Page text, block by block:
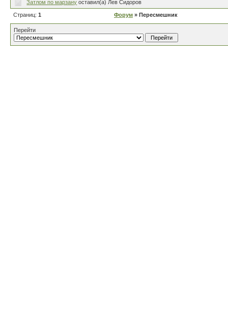
Затлом по марзану оставил(а) Лев Сидоров
Страниц: 1 Форум » Пересмешник
Перейти